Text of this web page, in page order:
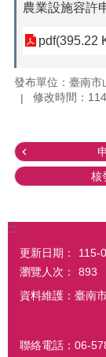
農業設施容許
pdf(395.22
發布單位：臺南市
修改時間：
核
:::
更新日期：
115-
瀏覽人次：
893
資料維護：臺南
聯絡電話：06-